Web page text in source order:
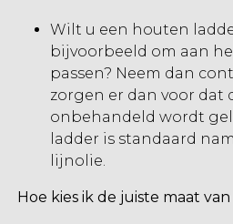
Wilt u een houten
bijvoorbeeld om aan
passen? Neem dan
zorgen er dan voor dat
onbehandeld wordt
ladder is standaard
lijnolie.
Hoe kies ik de juiste maat